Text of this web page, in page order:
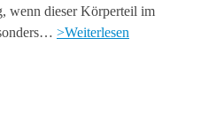
wenn dieser Körperteil im
>Weiterlesen